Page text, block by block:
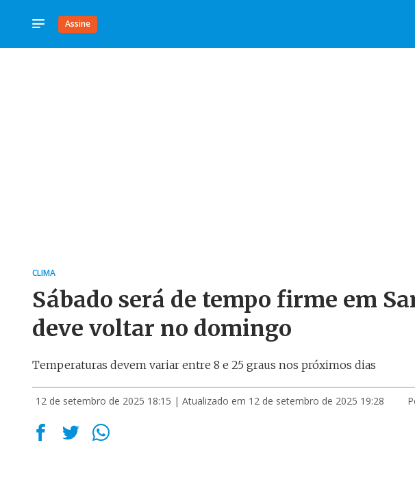
Assine
CLIMA
Sábado será de tempo firme em
deve voltar no domingo
Temperaturas devem variar entre 8 e 25 graus nos próximos dias
12 de setembro de 2025 18:15 | Atualizado em 12 de setembro de 2025 19:28